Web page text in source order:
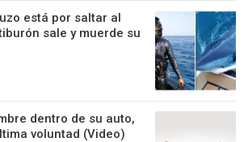
está por saltar al
sale y muerde su
dentro de su auto,
voluntad (Video)